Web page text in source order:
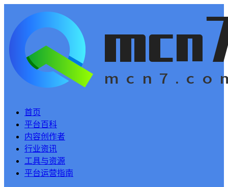
首页
平台百科
内容创作者
行业资讯
工具与资源
平台运营指南